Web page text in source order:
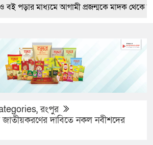
মাধ্যমে আগামী প্রজন্মকে মাদক থেকে দূরে
,রংপুর
জাতীয়করণের দাবিতে নকল নবীশদের